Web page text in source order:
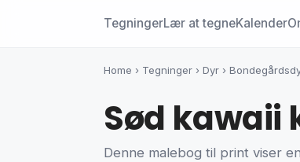
TegningerLær at tegneKalender
Home › Tegninger › Dyr ›
Sød
Denne malebog til print viser